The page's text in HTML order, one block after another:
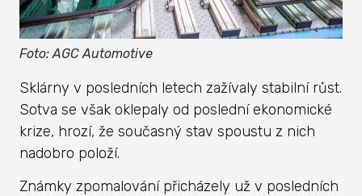
Foto: AGC Automotive
Sklárny v posledních letech zažívaly stabilní růst.
Sotva se však oklepaly od poslední ekonomické
krize, hrozí, že současný stav spoustu z nich
nadobro položí.
Známky zpomalování přicházely už v posledních